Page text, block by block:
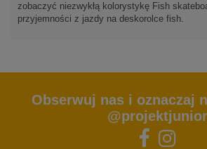
zobaczyć niezwykłą kolorystykę Fish
przyjemności z jazdy na deskorolce fish.
Obserwuj nas i oznaczaj
@projektjunior